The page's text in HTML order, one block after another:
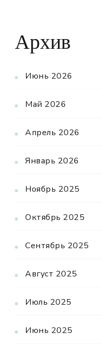
Архив
Июнь 2026
Май 2026
Апрель 2026
Январь 2026
Ноябрь 2025
Октябрь 2025
Сентябрь 2025
Август 2025
Июль 2025
Июнь 2025